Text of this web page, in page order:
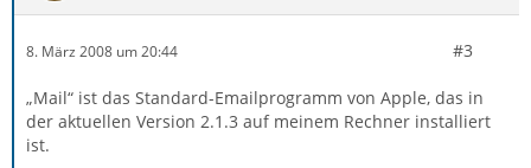
8. März 2008 um 20:44 #3
„Mail“ ist das Standard-Emailprogramm von Apple, das in
der aktuellen Version 2.1.3 auf meinem Rechner installiert
ist.